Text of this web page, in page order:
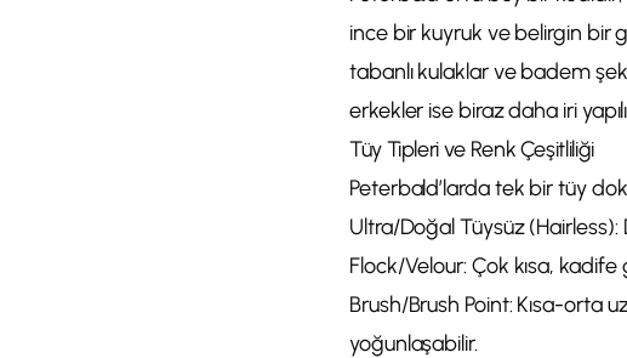
ince bir kuyruk ve belirgin bir
tabanlı kulaklar ve badem
erkekler ise biraz daha iri
Tüy Tipleri ve Renk Çeşitliliği
Peterbald’larda tek bir tüy
Ultra/Doğal Tüysüz
Flock/Velour: Çok kısa, kadife
Brush/Brush Point: Kısa-orta
yoğunlaşabilir.